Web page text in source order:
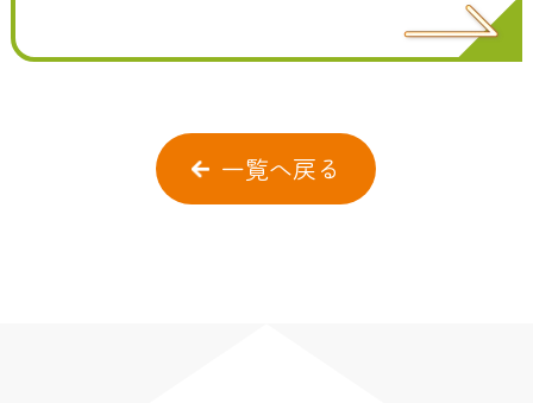
一覧へ戻る